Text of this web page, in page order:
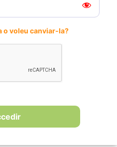
o voleu canviar-la?